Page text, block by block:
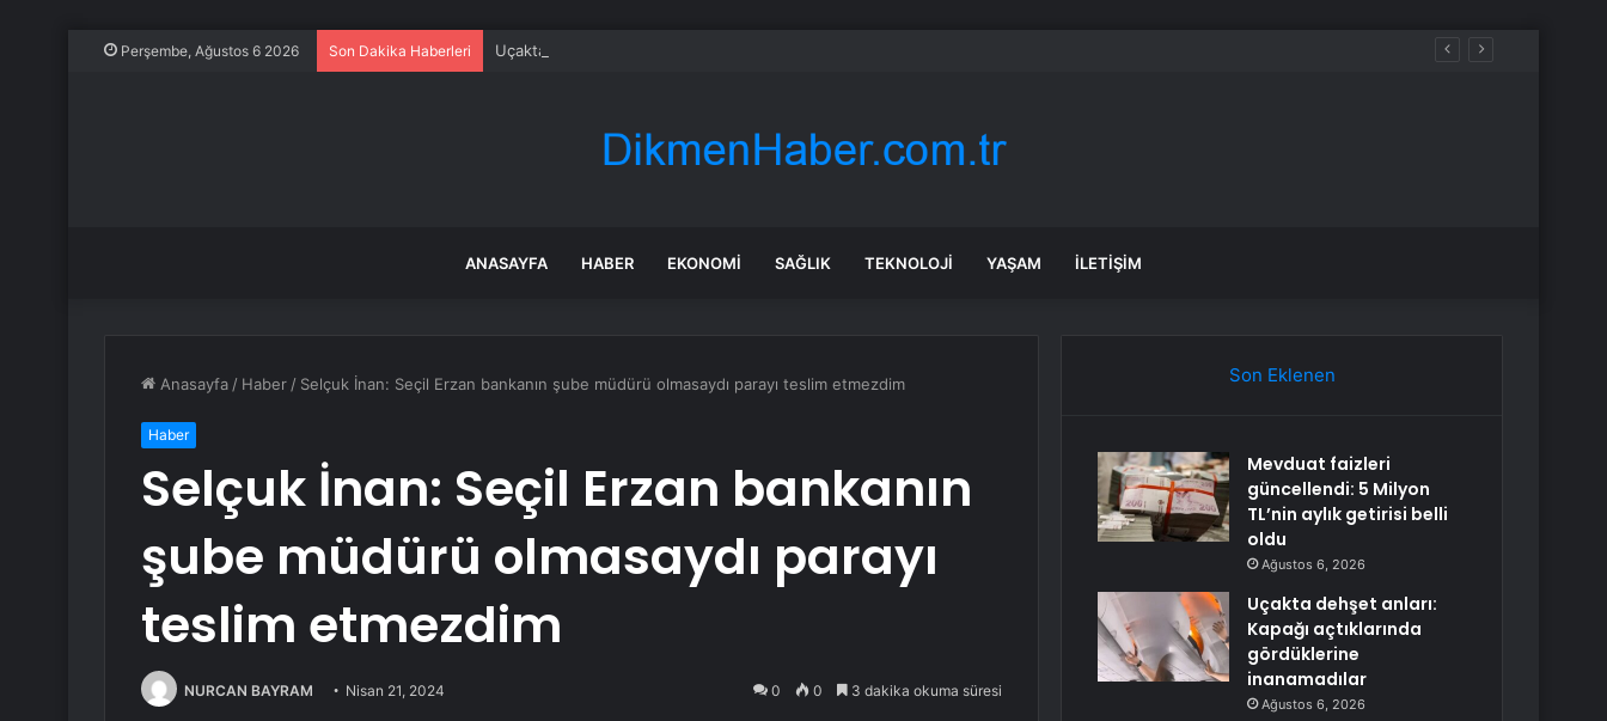
Perşembe, Ağustos 6 2026 Son Dakika Haberleri Uçakta dehşet anları: Kapağı açtıklarında gördüklerine inanamadılar
ANASAYFA HABER EKONOMI SAĞLIK TEKNOLOJI YAŞAM İLETIŞIM
Anasayfa / Haber / Selçuk İnan: Seçil Erzan bankanın şube müdürü olmasaydı parayı teslim etmezdim
Haber
Selçuk İnan: Seçil Erzan bankanın
şube müdürü olmasaydı parayı
teslim etmezdim
NURCAN BAYRAM Nisan 21, 2024 0 0 3 dakika okuma süresi
Son Eklenen
Mevduat faizleri
güncellendi: 5 Milyon
TL’nin aylık getirisi belli
oldu
Ağustos 6, 2026
Uçakta dehşet anları:
Kapağı açtıklarında
gördüklerine
inanamadılar
Ağustos 6, 2026